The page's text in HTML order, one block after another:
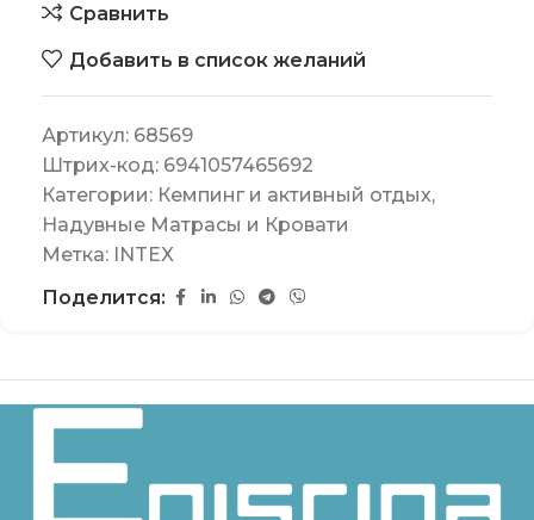
Сравнить
Добавить в список желаний
Артикул: 68569
Штрих-код: 6941057465692
Категории: Кемпинг и активный отдых,
Надувные Матрасы и Кровати
Метка:
INTEX
Поделится: